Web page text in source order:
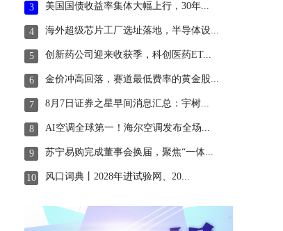
3 美国国债收益率集体大幅上行，30年...
4 海外超级芯片工厂选址落地，半导体设...
5 创新药公司迎来收获季，科创医药ET...
6 金价冲高回落，赛道最低费率的黄金股...
7 8月7日证券之星早间消息汇总：宇树...
8 AI空调全球第一！海尔空调发布全场...
9 苏宁易购完成董事会换届，聚焦“一体...
10 风口词典丨2028年进试验网、20...